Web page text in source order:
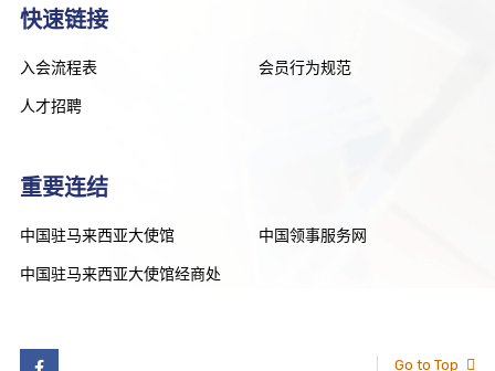
快速链接
入会流程表 会员行为规范
人才招聘
重要连结
中国驻马来西亚大使馆 中国领事服务网
中国驻马来西亚大使馆经商处
Go to Top